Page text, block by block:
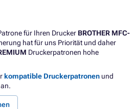
für Ihren Drucker BROTHER MFC-
hat für uns Priorität und daher
Druckerpatronen hohe
kompatible Druckerpatronen und
an.